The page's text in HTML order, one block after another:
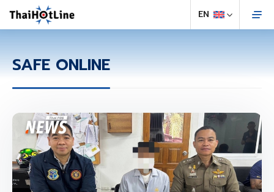
SAFE ONLINE